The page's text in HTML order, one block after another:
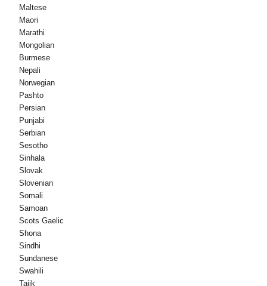
Maltese
Maori
Marathi
Mongolian
Burmese
Nepali
Norwegian
Pashto
Persian
Punjabi
Serbian
Sesotho
Sinhala
Slovak
Slovenian
Somali
Samoan
Scots Gaelic
Shona
Sindhi
Sundanese
Swahili
Tajik